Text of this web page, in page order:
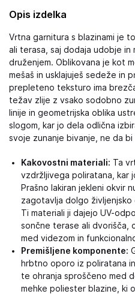
Opis izdelka
Vrtna garnitura s blazinami je
ali terasa, saj dodaja udobje in
druženjem. Oblikovana je kot
mešaš in usklajuješ sedeže in
prepleteno teksturo ima
težav zlije z vsako sodobno
linije in geometrijska oblika
slogom, kar jo dela odlična
svoje zunanje bivanje, ne da
Kakovostni materiali: Ta
vzdržljivega poliratana, kar
Prašno lakiran jekleni okvir
zagotavlja dolgo
Ti materiali ji dajejo UV-
sončne terase ali dvorišča,
med videzom in
Premišljene komponente:
hrbtno oporo iz poliratana
te ohranja sproščeno med
mehke poliester blazine, ki